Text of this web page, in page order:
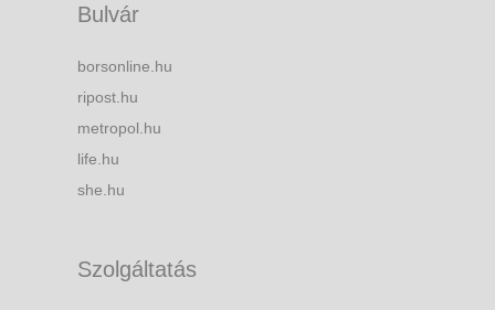
Bulvár
borsonline.hu
ripost.hu
metropol.hu
life.hu
she.hu
Szolgáltatás